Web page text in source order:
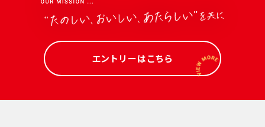
エントリーはこちら